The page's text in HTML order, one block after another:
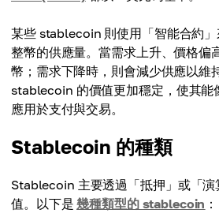
某些 stablecoin 則使用「智能合約
整幣的供應量。當需求上升、價格偏
幣；需求下降時，則會減少供應以維
stablecoin 的價值更加穩定，使其能
應用於支付與交易。
Stablecoin 的種類
Stablecoin 主要透過「抵押」或「演
值。以下是幾種類型的 stablecoin ：